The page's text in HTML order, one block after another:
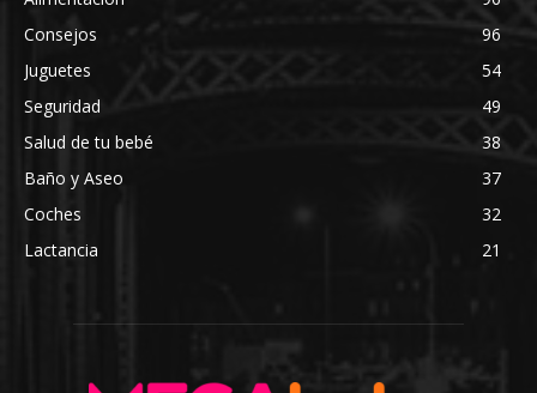
Consejos
96
Juguetes
54
Seguridad
49
Salud de tu bebé
38
Baño y Aseo
37
Coches
32
Lactancia
21